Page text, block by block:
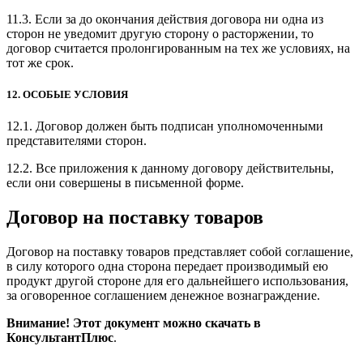
11.3. Если за до окончания действия договора ни одна из
сторон не уведомит другую сторону о расторжении, то
договор считается пролонгированным на тех же условиях, на
тот же срок.
12. ОСОБЫЕ УСЛОВИЯ
12.1. Договор должен быть подписан уполномоченными
представителями сторон.
12.2. Все приложения к данному договору действительны,
если они совершены в письменной форме.
Договор на поставку товаров
Договор на поставку товаров представляет собой соглашение,
в силу которого одна сторона передает производимый ею
продукт другой стороне для его дальнейшего использования,
за оговоренное соглашением денежное вознаграждение.
Внимание! Этот документ можно скачать в
КонсультантПлюс.